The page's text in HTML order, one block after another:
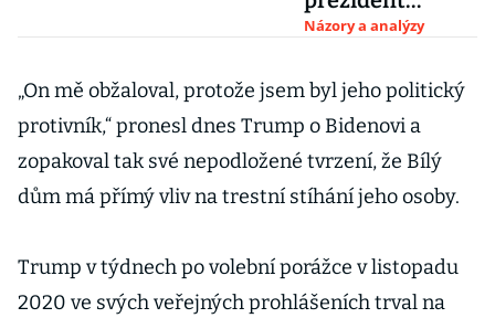
zatloukl další
rakve
globalizace
Názory a analýzy
„On mě obžaloval, protože jsem byl jeho politický
protivník,“ pronesl dnes Trump o Bidenovi a
zopakoval tak své nepodložené tvrzení, že Bílý
dům má přímý vliv na trestní stíhání jeho osoby.
Trump v týdnech po volební porážce v listopadu
2020 ve svých veřejných prohlášeních trval na